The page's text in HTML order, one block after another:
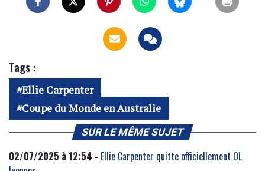
Tags :
Ellie Carpenter
Coupe du Monde en Australie
SUR LE MÊME SUJET
02/07/2025 à 12:54 - Ellie Carpenter quitte officiellement OL